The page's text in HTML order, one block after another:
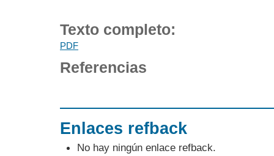
Texto completo:
PDF
Referencias
Enlaces refback
No hay ningún enlace refback.